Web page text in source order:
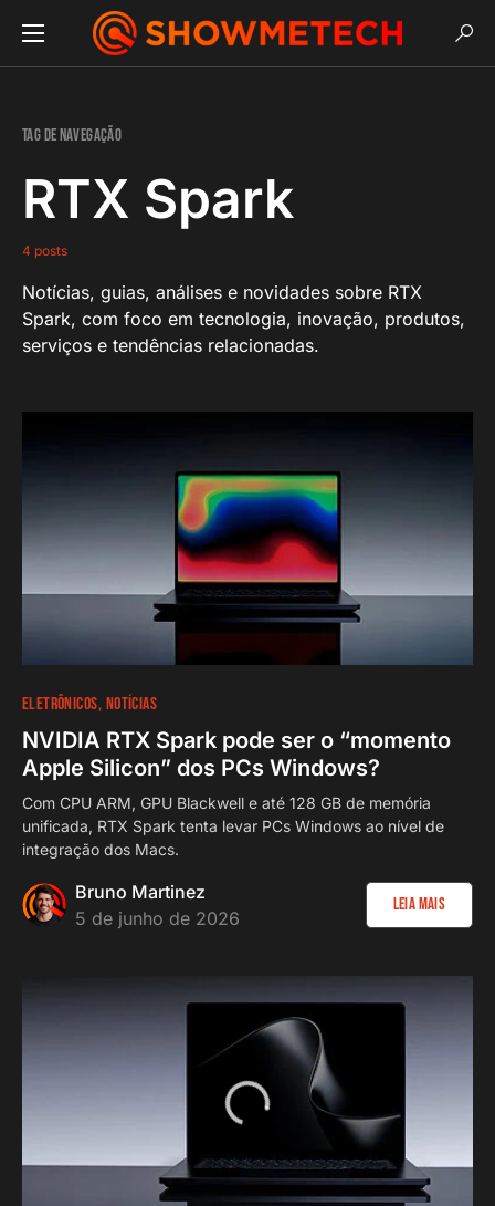
Tag de navegação
RTX Spark
4 posts
Notícias, guias, análises e novidades sobre RTX
Spark, com foco em tecnologia, inovação, produtos,
serviços e tendências relacionadas.
ELETRÔNICOS NOTÍCIAS
NVIDIA RTX Spark pode ser o “momento
Apple Silicon” dos PCs Windows?
Com CPU ARM, GPU Blackwell e até 128 GB de memória
unificada, RTX Spark tenta levar PCs Windows ao nível de
integração dos Macs.
Bruno Martinez
5 de junho de 2026
Leia Mais